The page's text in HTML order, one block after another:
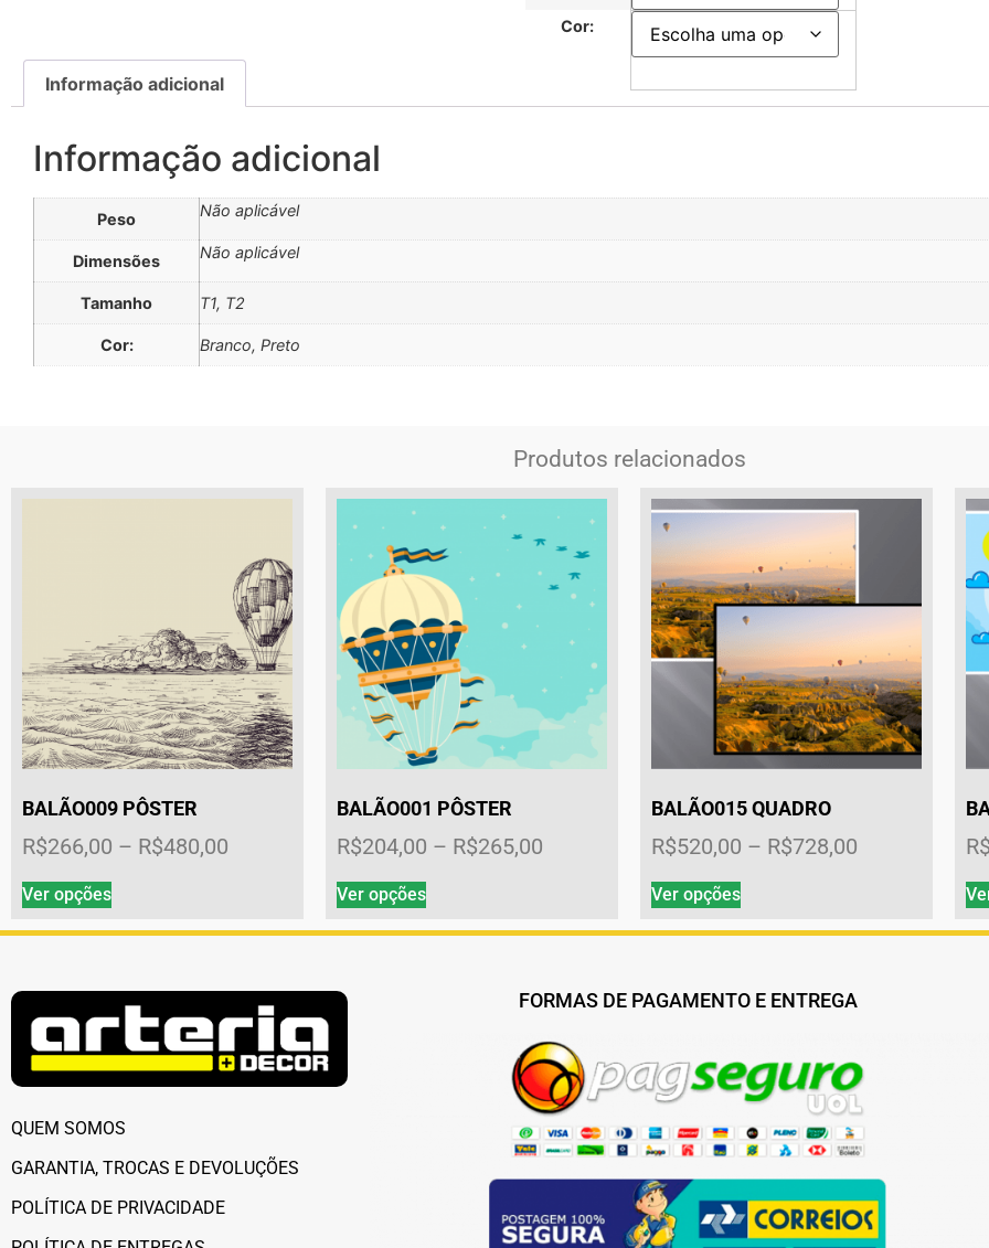
Cor:
Informação adicional
Informação adicional
Peso Não aplicável
Dimensões Não aplicável
Tamanho T1, T2
Cor: Branco, Preto
Produtos relacionados
BALÃO009 PÔSTER
R$266,00 – R$480,00
Ver opções
BALÃO001 PÔSTER
R$204,00 – R$265,00
Ver opções
BALÃO015 QUADRO
R$520,00 – R$728,00
Ver opções
R$
QUEM SOMOS
GARANTIA, TROCAS E DEVOLUÇÕES
POLÍTICA DE PRIVACIDADE
FORMAS DE PAGAMENTO E ENTREGA